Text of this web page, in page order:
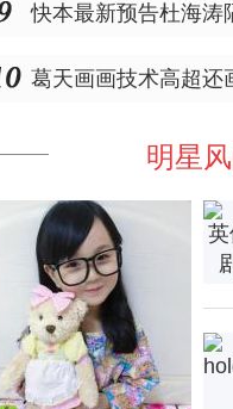
快本最新预告杜海涛
葛天画画技术高超还
明星